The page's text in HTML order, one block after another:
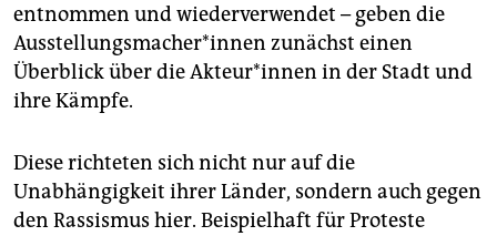
entnommen und wiederverwendet – geben die
Aus­stel­lungs­ma­che­r*in­nen zunächst einen
Überblick über die Ak­teu­r*in­nen in der Stadt und
ihre Kämpfe.
Diese richteten sich nicht nur auf die
Unabhängigkeit ihrer Länder, sondern auch gegen
den Rassismus hier. Beispielhaft für Proteste